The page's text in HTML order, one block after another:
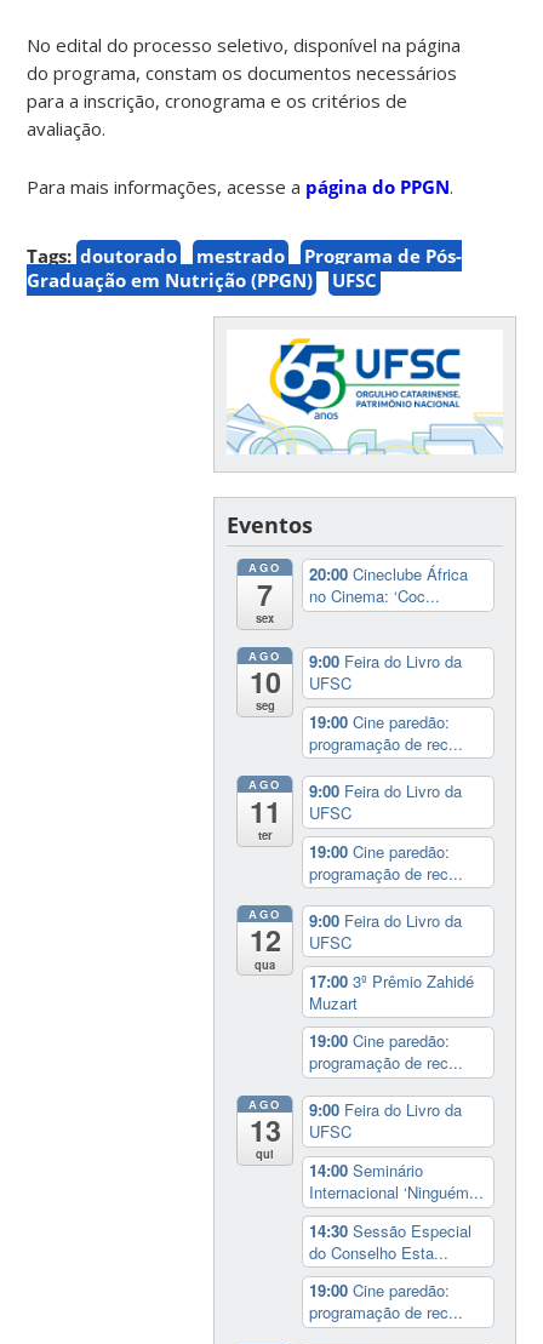
No edital do processo seletivo, disponível na página
do programa, constam os documentos necessários
para a inscrição, cronograma e os critérios de
avaliação.
Para mais informações, acesse a página do PPGN.
Tags: doutorado mestrado
Programa de Pós-
Graduação em Nutrição (PPGN)
UFSC
Eventos
AGO
7
sex
20:00Cineclube África
no Cinema: ‘Coc...
AGO
10
seg
9:00 Feira do Livro da
UFSC
19:00Cine paredão:
programação de rec...
AGO
11
ter
9:00 Feira do Livro da
UFSC
19:00Cine paredão:
programação de rec...
AGO
12
qua
9:00 Feira do Livro da
UFSC
17:003º Prêmio Zahidé
Muzart
19:00Cine paredão:
programação de rec...
AGO
13
qui
9:00 Feira do Livro da
UFSC
14:00Seminário
Internacional ‘Ninguém...
14:30Sessão Especial
do Conselho Esta...
19:00Cine paredão:
programação de rec...